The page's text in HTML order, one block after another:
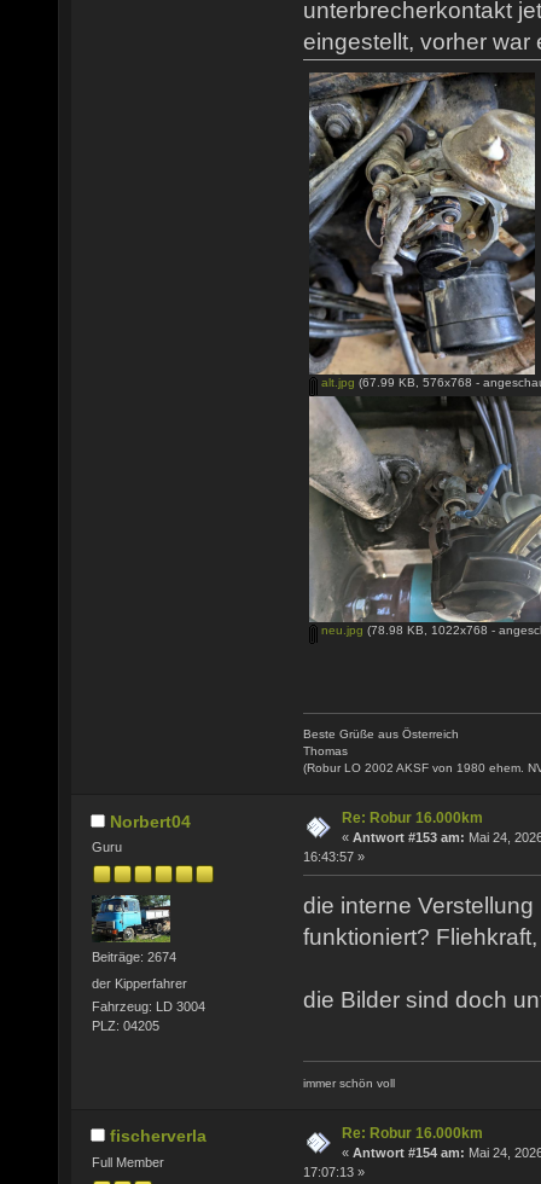
unterbrecherkontakt
eingestellt, vorher war
alt.jpg (67.99 KB, 576x768 -
neu.jpg (78.98 KB, 1022x768 -
Beste Grüße aus Österreich
Thomas
(Robur LO 2002 AKSF von 1980 ehem.
Norbert04
Guru
Beiträge: 2674
der Kipperfahrer
Fahrzeug: LD 3004
PLZ: 04205
Re: Robur 16.000km
« Antwort #153 am: Mai 24,
16:43:57 »
die interne
funktioniert?
die Bilder sind doch
immer schön voll
fischerverla
Full Member
Re: Robur 16.000km
« Antwort #154 am: Mai 24,
17:07:13 »